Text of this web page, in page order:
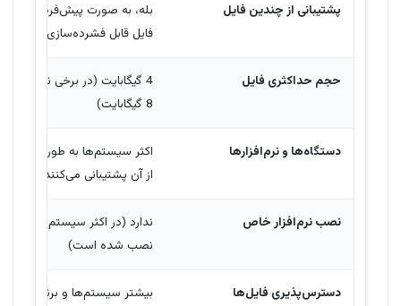
پشتیبانی از چندین فایل
بله، به صورت پیش‌فرض
فایل قابل فشرده‌سازی است
حجم حداکثری فایل
4 گیگابایت (در برخی نسخه‌ها تا
8 گیگابایت)
دستگاه‌ها و نرم‌افزارها
اکثر سیستم‌ها به طور
از آن پشتیبانی می‌کنند
نصب نرم‌افزار خاص
ندارد (در اکثر سیستم‌عامل‌ها
نصب شده است)
دسترس‌پذیری فایل‌ها
بیشتر سیستم‌ها و برنامه‌ها از